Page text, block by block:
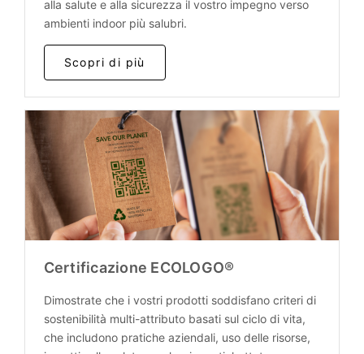
alla salute e alla sicurezza il vostro impegno verso
ambienti indoor più salubri.
Scopri di più
Certificazione ECOLOGO®
Dimostrate che i vostri prodotti soddisfano criteri di
sostenibilità multi-attributo basati sul ciclo di vita,
che includono pratiche aziendali, uso delle risorse,